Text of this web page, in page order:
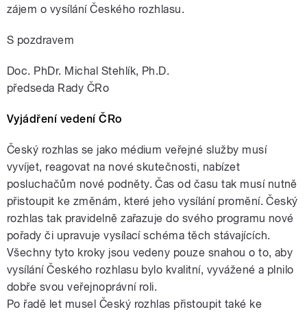
zájem o vysílání Českého rozhlasu.
S pozdravem
Doc. PhDr. Michal Stehlík, Ph.D.
předseda Rady ČRo
Vyjádření vedení ČRo
Český rozhlas se jako médium veřejné služby musí
vyvíjet, reagovat na nové skutečnosti, nabízet
posluchačům nové podněty. Čas od času tak musí nutně
přistoupit ke změnám, které jeho vysílání promění. Český
rozhlas tak pravidelně zařazuje do svého programu nové
pořady či upravuje vysílací schéma těch stávajících.
Všechny tyto kroky jsou vedeny pouze snahou o to, aby
vysílání Českého rozhlasu bylo kvalitní, vyvážené a plnilo
dobře svou veřejnoprávní roli.
Po řadě let musel Český rozhlas přistoupit také ke